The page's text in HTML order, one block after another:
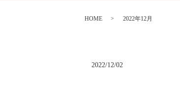
HOME 2022年12月
2022/12/02